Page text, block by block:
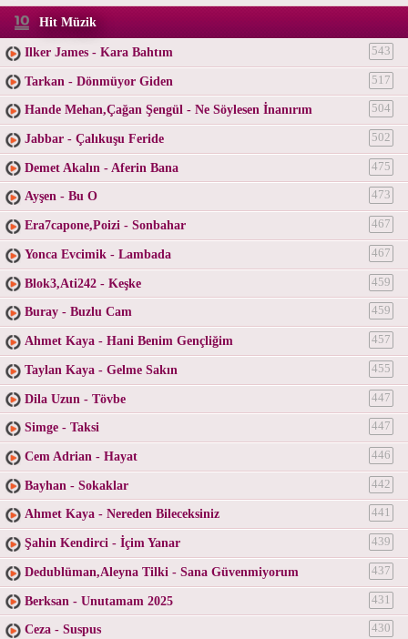
Hit Müzik
Ilker James - Kara Bahtım 543
Tarkan - Dönmüyor Giden 517
Hande Mehan,Çağan Şengül - Ne Söylesen İnanırım 504
Jabbar - Çalıkuşu Feride 502
Demet Akalın - Aferin Bana 475
Ayşen - Bu O 473
Era7capone,Poizi - Sonbahar 467
Yonca Evcimik - Lambada 467
Blok3,Ati242 - Keşke 459
Buray - Buzlu Cam 459
Ahmet Kaya - Hani Benim Gençliğim 457
Taylan Kaya - Gelme Sakın 455
Dila Uzun - Tövbe 447
Simge - Taksi 447
Cem Adrian - Hayat 446
Bayhan - Sokaklar 442
Ahmet Kaya - Nereden Bileceksiniz 441
Şahin Kendirci - İçim Yanar 439
Dedublüman,Aleyna Tilki - Sana Güvenmiyorum 437
Berksan - Unutamam 2025 431
Ceza - Suspus 430